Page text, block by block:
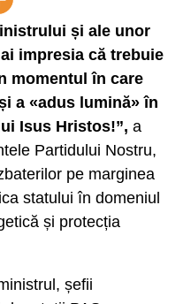
și ale unor
impresia că trebuie
momentul în care
a «adus lumină» în
Isus Hristos!”, a
Partidului Nostru,
pe marginea
statului în domeniul
și protecția
șefii